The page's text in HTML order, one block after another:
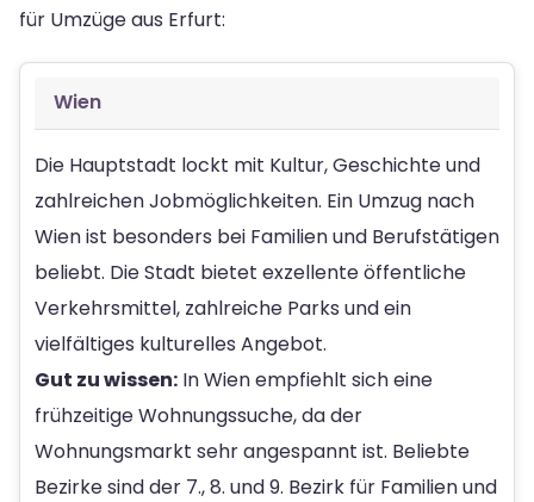
für Umzüge aus Erfurt:
Wien
Die Hauptstadt lockt mit Kultur, Geschichte und
zahlreichen Jobmöglichkeiten. Ein Umzug nach
Wien ist besonders bei Familien und Berufstätigen
beliebt. Die Stadt bietet exzellente öffentliche
Verkehrsmittel, zahlreiche Parks und ein
vielfältiges kulturelles Angebot.
Gut zu wissen: In Wien empfiehlt sich eine
frühzeitige Wohnungssuche, da der
Wohnungsmarkt sehr angespannt ist. Beliebte
Bezirke sind der 7., 8. und 9. Bezirk für Familien und